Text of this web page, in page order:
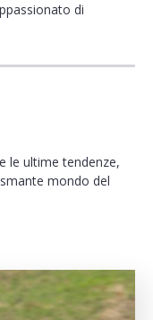
di
le ultime tendenze,
mondo del